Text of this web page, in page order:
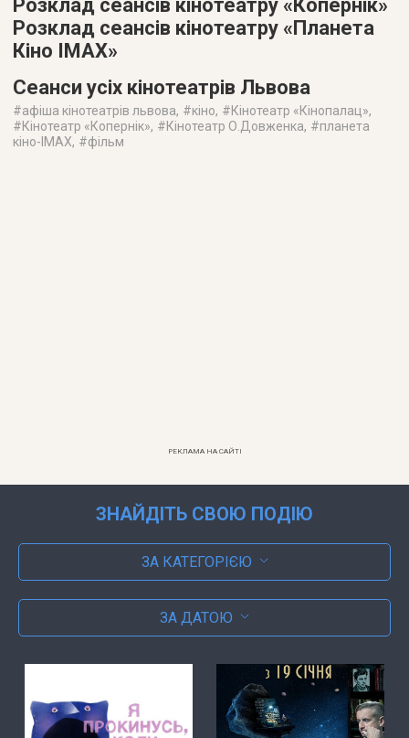
Розклад сеансів кінотеатру «Копернік»
Розклад сеансів кінотеатру «Планета
Кіно IMAX»
Сеанси усіх кінотеатрів Львова
#афіша кінотеатрів львова, #кіно, #Кінотеатр «Кінопалац»,
#Кінотеатр «Копернік», #Кінотеатр О.Довженка, #планета
кіно-IMAX, #фільм
РЕКЛАМА НА САЙТІ
ЗНАЙДІТЬ СВОЮ ПОДІЮ
ЗА КАТЕГОРІЄЮ
ЗА ДАТОЮ